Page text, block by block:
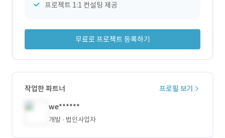
프로젝트 1:1 컨설팅 제공
무료로 프로젝트 등록하기
작업한 파트너
프로필 보기
we******
개발 법인사업자